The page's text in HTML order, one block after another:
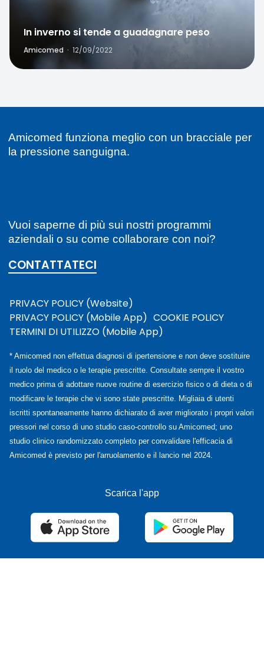
In inverno si tende a guadagnare peso
Amicomed · 12/09/2022
Amicomed funziona meglio con un bracciale per
la pressione sanguigna.
Vuoi saperne di più sui nostri programmi
aziendali o su come collaborare con noi?
CONTATTATECI
PRIVACY POLICY (Website)
PRIVACY POLICY (Mobile App) COOKIE POLICY
TERMINI DI UTILIZZO (Mobile App)
* Amicomed non effettua diagnosi di ipertensione e non deve sostituire
il ruolo del medico o le terapie prescritte. Consultate sempre il vostro
medico prima di adottare nuove routine di esercizio fisico o di dieta o di
modificare le terapie che vi sono state prescritte. Migliaia di utenti
iscritti spontaneamente hanno dichiarato di aver migliorato i propri valori
pressori nel corso di uno studio caso-controllo su Amicomed; uno
studio clinico randomizzato completo per convalidare l'efficacia di
Amicomed è previsto per l'arruolamento e il lancio nel 2024.
Scarica l'app